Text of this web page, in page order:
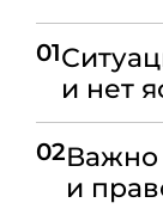
01
и нет
02Важно
и